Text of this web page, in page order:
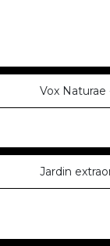
Vox
Jardin